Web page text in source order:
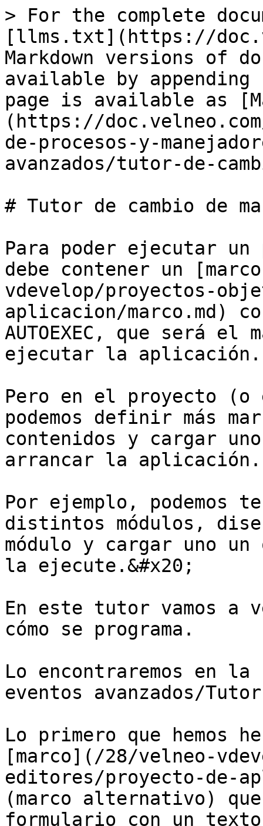
> For the complete
[llms.txt](https://
Markdown versions of
available by
page is available as
(https://
de-procesos-y-
avanzados/tutor-de-
# Tutor de cambio de
Para poder ejecutar
debe contener un
vdevelop/proyectos-
aplicacion/marco.md)
AUTOEXEC, que será
ejecutar la aplicación.
Pero en el proyecto (o
podemos definir más
contenidos y cargar
arrancar la aplicación.
Por ejemplo, podemos
distintos módulos,
módulo y cargar uno
la ejecute.&#x20;
En este tutor vamos a
cómo se programa.
Lo encontraremos en
eventos avanzados/
Lo primero que hemos
[marco](/28/velneo-
editores/proyecto-de-
(marco alternativo)
formulario con un